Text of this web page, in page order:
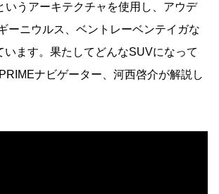
いうアーキテクチャを使用し、アウデ
ーニウルス、ベントレーベンテイガな
います。果たしてどんなSUVになって
ナビゲーター、河西啓介が解説し